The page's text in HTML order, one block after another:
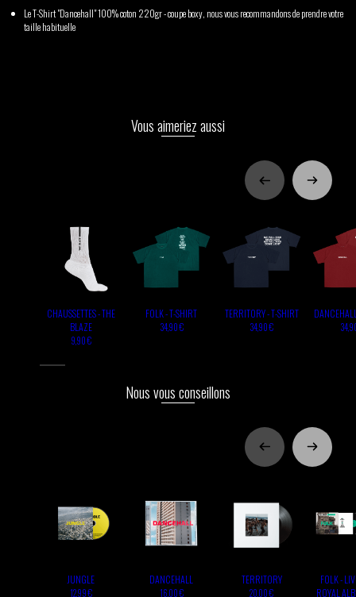
Le T-Shirt "Dancehall" 100% coton 220gr - coupe boxy, nous vous recommandons de prendre votre
taille habituelle
Vous aimeriez aussi
CHAUSSETTES - THE
BLAZE
9,90 €
FOLK - T-SHIRT
34,90 €
TERRITORY - T-SHIRT
34,90 €
Nous vous conseillons
JUNGLE
12,99 €
DANCEHALL
16,00 €
TERRITORY
20,00 €
FOLK -
ROYAL